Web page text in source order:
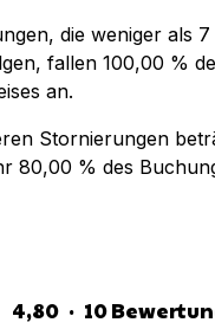
die weniger als 7
fallen 100,00 %
an.
Stornierungen
80,00 % des
4,80 · 10